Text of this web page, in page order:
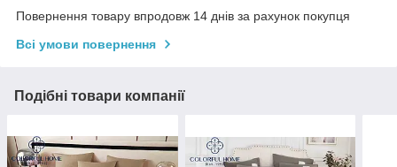
Повернення товару впродовж 14 днів за рахунок покупця
Всі умови повернення
Подібні товари компанії